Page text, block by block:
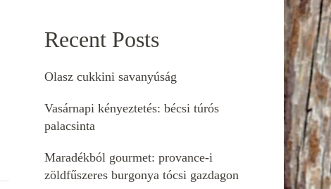
Recent Posts
Olasz cukkini savanyúság
Vasárnapi kényeztetés: bécsi túrós
palacsinta
Maradékból gourmet: provance-i
zöldfűszeres burgonya tócsi gazdagon